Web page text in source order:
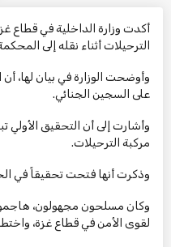
أكدت وزارة الداخلية في قطاع
الترحيلات أثناء نقله إلى
وأوضحت الوزارة في بيان لها،
على السجين الجنائي.
وأشارت إلى أن التحقيق الأولي
مركبة الترحيلات.
وذكرت أنها فتحت تحقيقاً في
وكان مسلحون مجهولون،
لقوى الأمن في قطاع غزة،